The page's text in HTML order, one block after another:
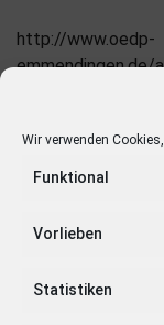
Wir verwenden
Funktional
Vorlieben
Statistiken
http://www.oedp-
kreisverbaende-